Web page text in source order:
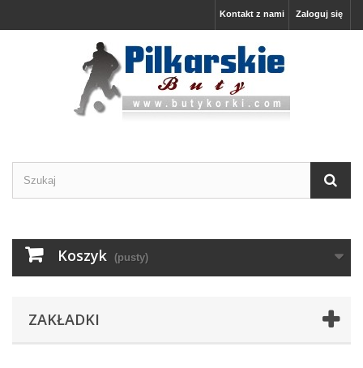
Zaloguj się
Kontakt z nami
Koszyk (pusty)
ZAKŁADKI